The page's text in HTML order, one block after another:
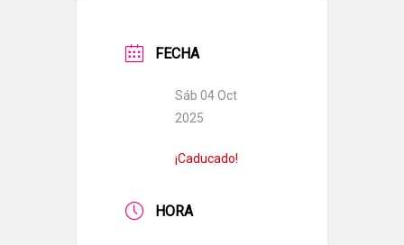
FECHA
Sáb 04 Oct
2025
¡Caducado!
HORA